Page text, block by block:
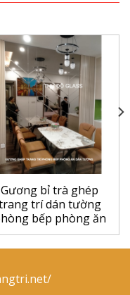
Gương bỉ trà ghép
trí dán tường
bếp phòng ăn